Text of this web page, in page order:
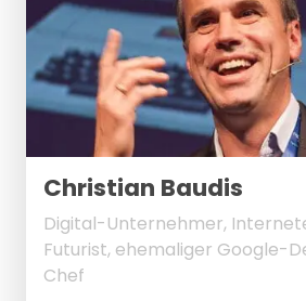
Christian Baudis
Digital-Unternehmer,
Futurist, ehemaliger Google-
Chef